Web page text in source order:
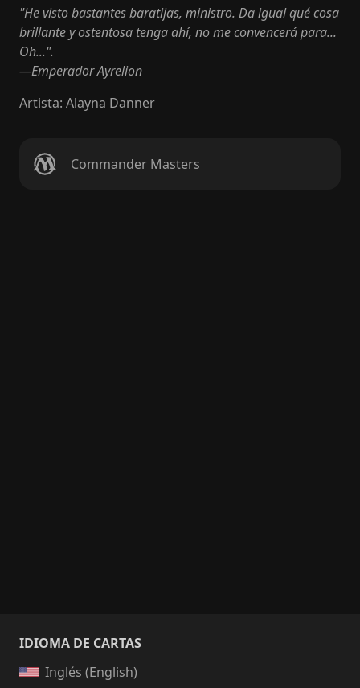
"He visto bastantes baratijas, ministro. Da igual qué cosa
brillante y ostentosa tenga ahí, no me convencerá para...
Oh...".
—Emperador Ayrelion
Artista: Alayna Danner
Commander Masters
IDIOMA DE CARTAS
Inglés (English)